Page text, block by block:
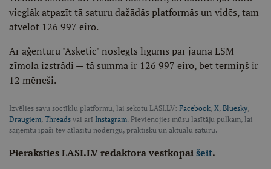
vieglāk atpazīt tā saturu dažādās platformās un vidēs, tam
atvēlot 126 997 eiro.
Ar aģentūru "Asketic" noslēgts līgums par jaunā LSM
zīmola izstrādi — tā summa ir 126 997 eiro, bet termiņš ir
12 mēneši.
Izvēlies savu soctīklu platformu, lai sekotu LASI.LV: Facebook, X, Bluesky,
Draugiem, Threads vai arī Instagram. Pievienojies mūsu lasītāju pulkam, lai
saņemtu īpaši tev atlasītu noderīgu, praktisku un aktuālu saturu.
Pieraksties LASI.LV redaktora vēstkopaišeit.